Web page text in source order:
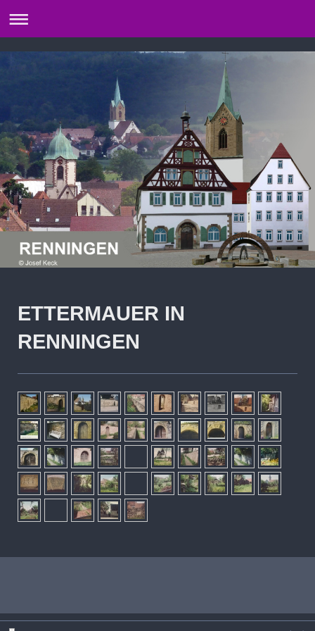
ETTERMAUER IN
RENNINGEN